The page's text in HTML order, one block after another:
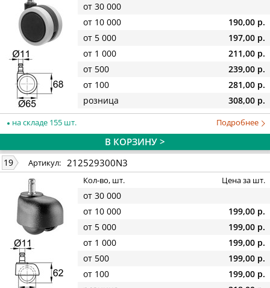
от 30 000
от 10 000
190,00 р.
от 5 000
197,00 р.
от 1 000
211,00 р.
от 500
239,00 р.
от 100
281,00 р.
розница
308,00 р.
на складе 155 шт. Подробнее
В КОРЗИНУ >
19 Артикул: 212529300N3
Кол-во, шт. Цена за шт.
от 30 000
от 10 000
199,00 р.
от 5 000
199,00 р.
от 1 000
199,00 р.
от 500
199,00 р.
от 100
199,00 р.